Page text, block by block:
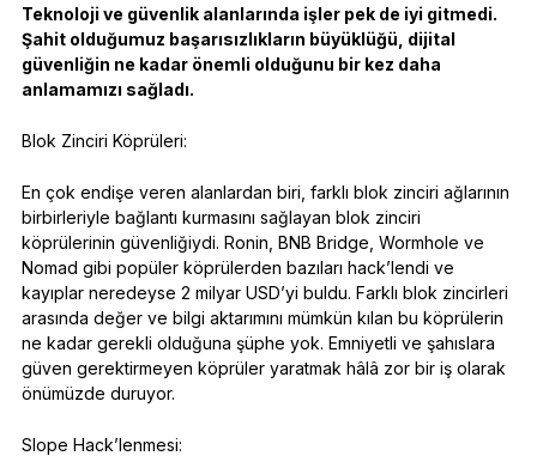
Teknoloji ve güvenlik alanlarında işler pek de iyi gitmedi.
Şahit olduğumuz başarısızlıkların büyüklüğü, dijital
güvenliğin ne kadar önemli olduğunu bir kez daha
anlamamızı sağladı.
Blok Zinciri Köprüleri:
En çok endişe veren alanlardan biri, farklı blok zinciri ağlarının
birbirleriyle bağlantı kurmasını sağlayan blok zinciri
köprülerinin güvenliğiydi. Ronin, BNB Bridge, Wormhole ve
Nomad gibi popüler köprülerden bazıları hack’lendi ve
kayıplar neredeyse 2 milyar USD’yi buldu. Farklı blok zincirleri
arasında değer ve bilgi aktarımını mümkün kılan bu köprülerin
ne kadar gerekli olduğuna şüphe yok. Emniyetli ve şahıslara
güven gerektirmeyen köprüler yaratmak hâlâ zor bir iş olarak
önümüzde duruyor.
Slope Hack’lenmesi: